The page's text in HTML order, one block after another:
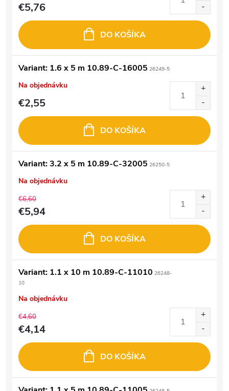
€5,76
DO KOŠÍKA
Variant: 1.6 x 5 m 10.89-C-16005 26249-5
Na objednávku
€2,55
DO KOŠÍKA
Variant: 3.2 x 5 m 10.89-C-32005 26250-5
Na objednávku
€6,60
€5,94
DO KOŠÍKA
Variant: 1.1 x 10 m 10.89-C-11010 26248-
10
Na objednávku
€4,60
€4,14
DO KOŠÍKA